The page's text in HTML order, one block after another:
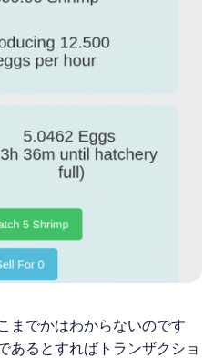
までかはわからないのです
あるとすればトランザクショ